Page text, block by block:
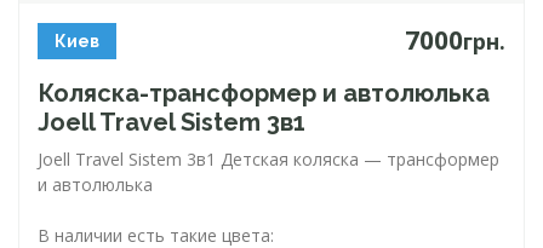
Киев 7000грн.
Коляска-трансформер и автолюлька
Joell Travel Sistem 3в1
Joell Travel Sistem 3в1 Детская коляска — трансформер
и автолюлька
В наличии есть такие цвета: